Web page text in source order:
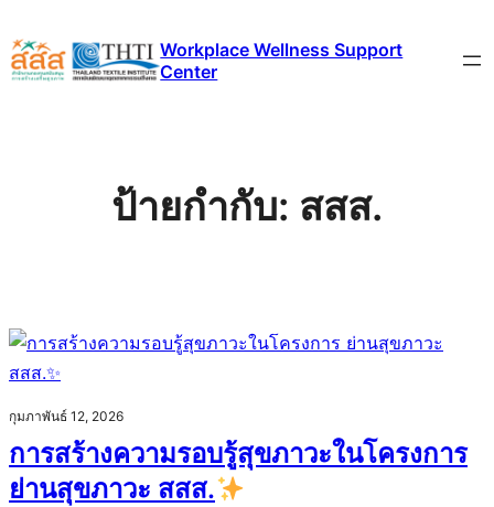
ไป
ยัง
Workplace Wellness Support
Center
ป้ายกำกับ: สสส.
กุมภาพันธ์ 12, 2026
การสร้างความรอบรู้สุขภาวะในโครงการ
ย่านสุขภาวะ สสส.